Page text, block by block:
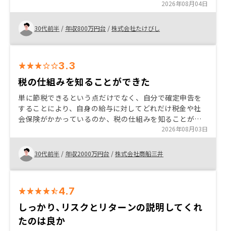
とても丁寧で安心できます。アフターケアも充実してま
すのでおすすめできます。
2026年08月04日
30代前半 / 年収800万円台 /株式会社たけびし
3.3
税の仕組みを知ることができた
単に節税できるという点だけでなく、自分で確定申告を
することにより、自身の給与に対してどれだけ税金や社
会保険がかかっているのか、税の仕組みを知ることがで
きた。 それによって、物件を運用する事により、どれだ
け節税効果があるのかをリノシーで知ることができた。
2026年08月03日
30代前半 / 年収2000万円台 /株式会社商船三井
4.7
しっかり､リスクとリターンの説明してくれ
たのは良か